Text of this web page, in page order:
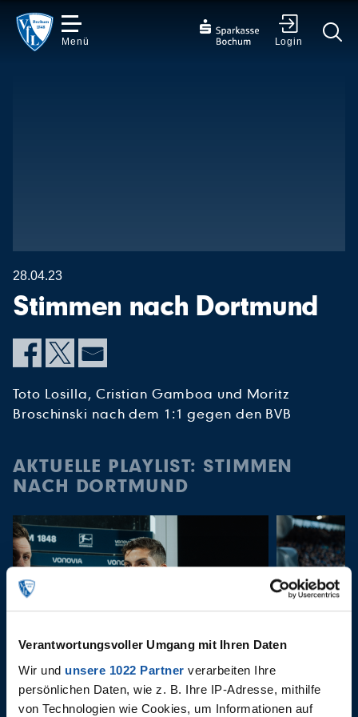
Verantwortungsvoller Umgang mit Ihren Daten
Wir und unsere 1022 Partner verarbeiten Ihre
persönlichen Daten, wie z. B. Ihre IP-Adresse, mithilfe
von Technologien wie Cookies, um Informationen auf
Menü Login
28.04.23
Stimmen nach Dortmund
Toto Losilla, Cristian Gamboa und Moritz
Broschinski nach dem 1:1 gegen den BVB
AKTUELLE PLAYLIST: STIMMEN
NACH DORTMUND
28.04.2023
Stimmen nach Dortmund PK nach